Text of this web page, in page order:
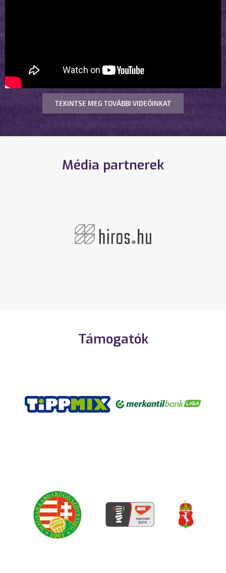
TEKINTSE MEG TOVÁBBI VIDEÓINKAT
Média partnerek
Támogatók